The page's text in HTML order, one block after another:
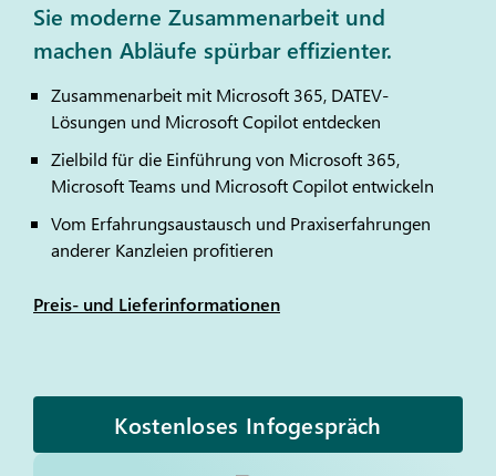
Sie moderne Zusammenarbeit und
machen Abläufe spürbar effizienter.
Zusammenarbeit mit Microsoft 365, DATEV-
Lösungen und Microsoft Copilot entdecken
Zielbild für die Einführung von Microsoft 365,
Microsoft Teams und Microsoft Copilot entwickeln
Vom Erfahrungsaustausch und Praxiserfahrungen
anderer Kanzleien profitieren
Preis- und Lieferinformationen
Kostenloses Infogespräch